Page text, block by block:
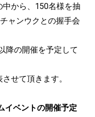
から、150名様を抽
ャンウクとの握手会
降の開催を予定して
せて頂きます。
イベントの開催予定